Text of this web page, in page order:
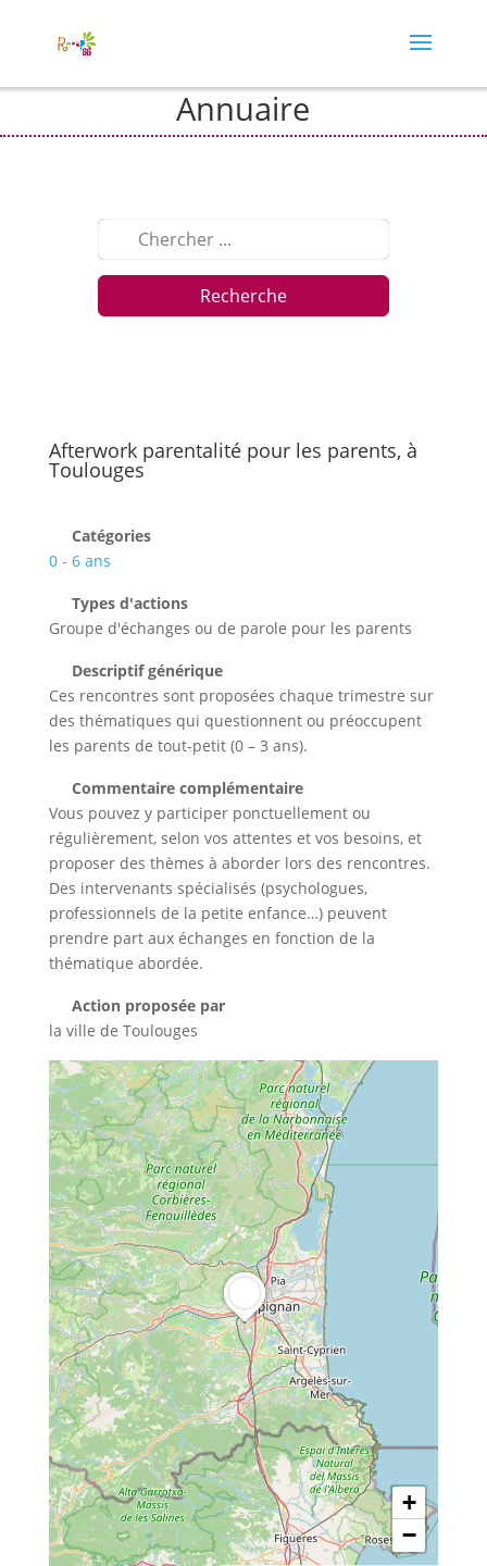
Annuaire
Recherche
Afterwork parentalité pour les parents, à
Toulouges
Catégories
0 - 6 ans
Types d'actions
Groupe d'échanges ou de parole pour les parents
Descriptif générique
Ces rencontres sont proposées chaque trimestre sur
des thématiques qui questionnent ou préoccupent
les parents de tout-petit (0 – 3 ans).
Commentaire complémentaire
Vous pouvez y participer ponctuellement ou
régulièrement, selon vos attentes et vos besoins, et
proposer des thèmes à aborder lors des rencontres.
Des intervenants spécialisés (psychologues,
professionnels de la petite enfance…) peuvent
prendre part aux échanges en fonction de la
thématique abordée.
Action proposée par
la ville de Toulouges
+
−